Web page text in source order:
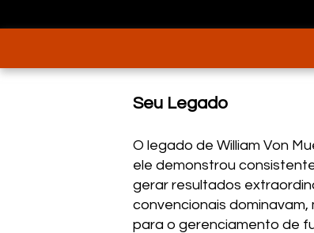
Seu Legado
O legado de William Von
ele demonstrou
gerar resultados
convencionais
para o gerenciamento de